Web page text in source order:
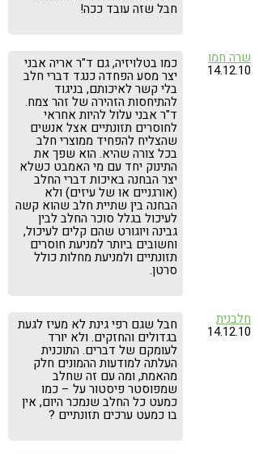
חבל שזה עובד ככה!
שרה חמו
14.12.10 כמו בטלויזיה, גם ד"ר אריה אבני
יצר מסע הפחדה כנגד דברי חלב
בלי קשר לאיכותם, בניגוד
להתיחסות הזהירה של זהר צמח.
ד"ר אבני עלול להיות אחראי
לחוסרים תזונתיים אצל אנשים
שהצליח להפחיד ממוצרי חלב
בכל צורה שהיא. הוא שפך את
התינוק יחד עם מי האמבט כשלא
יצר הבחנה באיכות דברי החלב
(אורגניים או של עיזים) ולא
הבחנה בין שתיית חלב שהוא קשה
לעיכול בגלל סוכר החלב לבין
גבינה ויוגורט שהם קלים לעיכול,
וחשובים ביותר למניעת חוסרים
תזונתיים ולמניעת מחלות כולל
סרטן.
חלבנית
14.12.10 חבל שגם רפי גינת לא מעיז לגעת
בגדולים והחזקים. ולא יורד
לעומקם של דברים. התוכנית
העלתה למודעות ההמונים חלק
מהאמת, ומה עם זה שחלב
שמפוסטר פיסטור על – כמו
כמעט כל החלב שנמכר היום, אין
בו כמעט ערכים תזונתיים ?